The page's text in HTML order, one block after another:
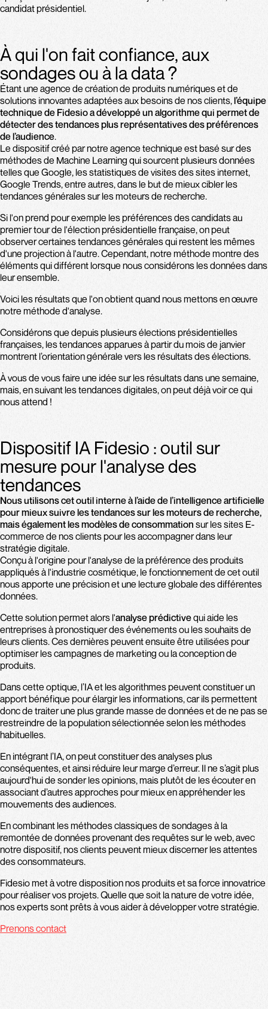
candidat présidentiel.
À qui l'on fait confiance, aux
sondages ou à la data ?
Étant une agence de création de produits numériques et de
solutions innovantes adaptées aux besoins de nos clients,l’équipe
technique de Fidesio a développé un algorithme qui permet de
détecter des tendances plus représentatives des préférences
de l’audience.
Le dispositif créé par notre agence technique est basé sur des
méthodes de Machine Learning qui sourcent plusieurs données
telles que Google, les statistiques de visites des sites internet,
Google Trends, entre autres, dans le but de mieux cibler les
tendances générales sur les moteurs de recherche.
Si l'on prend pour exemple les préférences des candidats au
premier tour de l'élection présidentielle française, on peut
observer certaines tendances générales qui restent les mêmes
d'une projection à l'autre. Cependant, notre méthode montre des
éléments qui différent lorsque nous considérons les données dans
leur ensemble.
Voici les résultats que l'on obtient quand nous mettons en œuvre
notre méthode d'analyse.
Considérons que depuis plusieurs élections présidentielles
françaises, les tendances apparues à partir du mois de janvier
montrent l’orientation générale vers les résultats des élections.
À vous de vous faire une idée sur les résultats dans une semaine,
mais, en suivant les tendances digitales, on peut déjà voir ce qui
nous attend !
Dispositif IA Fidesio : outil sur
mesure pour l'analyse des
tendances
Nous utilisons cet outil interne à l’aide de l’intelligence artificielle
pour mieux suivre les tendances sur les moteurs de recherche,
mais également les modèles de consommation sur les sites E-
commerce de nos clients pour les accompagner dans leur
stratégie digitale.
Conçu à l'origine pour l'analyse de la préférence des produits
appliqués à l'industrie cosmétique, le fonctionnement de cet outil
nous apporte une précision et une lecture globale des différentes
données.
Cette solution permet alors l'analyse prédictivequi aide les
entreprises à pronostiquer des événements ou les souhaits de
leurs clients. Ces dernières peuvent ensuite être utilisées pour
optimiser les campagnes de marketing ou la conception de
produits.
Dans cette optique, l’IA et les algorithmes peuvent constituer un
apport bénéfique pour élargir les informations, car ils permettent
donc de traiter une plus grande masse de données et de ne pas se
restreindre de la population sélectionnée selon les méthodes
habituelles.
En intégrant l’IA, on peut constituer des analyses plus
conséquentes, et ainsi réduire leur marge d’erreur. Il ne s’agit plus
aujourd'hui de sonder les opinions, mais plutôt de les écouter en
associant d’autres approches pour mieux en appréhender les
mouvements des audiences.
En combinant les méthodes classiques de sondages à la
remontée de données provenant des requêtes sur le web, avec
notre dispositif, nos clients peuvent mieux discerner les attentes
des consommateurs.
Fidesio met à votre disposition nos produits et sa force innovatrice
pour réaliser vos projets. Quelle que soit la nature de votre idée,
nos experts sont prêts à vous aider à développer votre stratégie.
Prenons contact